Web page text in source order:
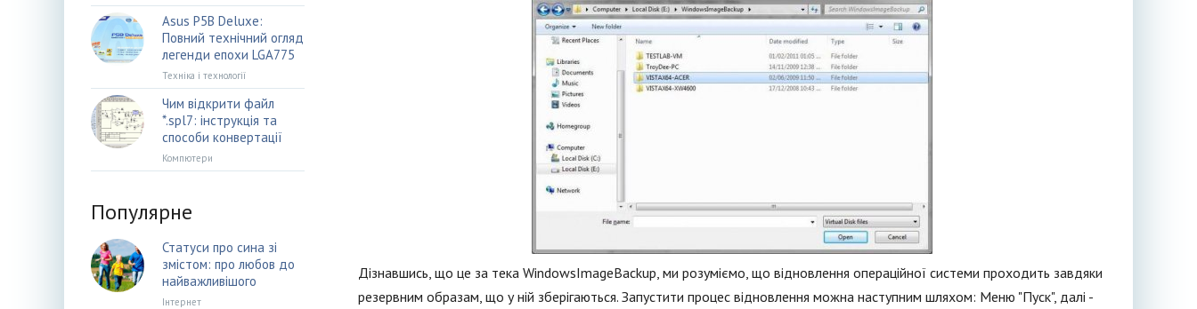
Дізнавшись, що це за тека WindowsImageBackup, ми розуміємо, що відновлення операційної системи проходить завдяки
резервним образам, що у ній зберігаються. Запустити процес відновлення можна наступним шляхом: Меню "Пуск", далі -
Asus P5B Deluxe:
Повний технічний огляд
легенди епохи LGA775
Техніка і технології
Чим відкрити файл
*.spl7: інструкція та
способи конвертації
Компютери
Популярне
Статуси про сина зі
змістом: про любов до
найважливішого
Інтернет